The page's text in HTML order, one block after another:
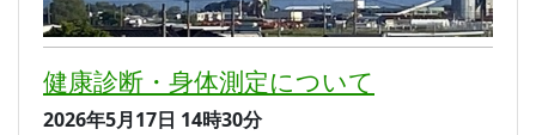
健康診断・身体測定について
2026年5月17日 14時30分